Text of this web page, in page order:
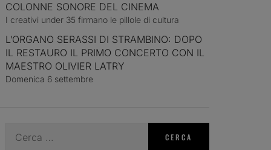
COLONNE SONORE DEL CINEMA
I creativi under 35 firmano le pillole di cultura
L’ORGANO SERASSI DI STRAMBINO: DOPO
IL RESTAURO IL PRIMO CONCERTO CON IL
MAESTRO OLIVIER LATRY
Domenica 6 settembre
per: